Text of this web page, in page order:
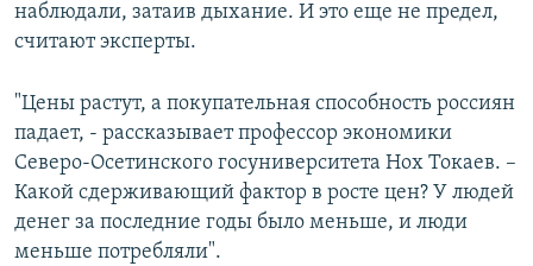
наблюдали, затаив дыхание. И это еще не предел,
считают эксперты.
"Цены растут, а покупательная способность россиян
падает, - рассказывает профессор экономики
Северо-Осетинского госуниверситета Нох Токаев. –
Какой сдерживающий фактор в росте цен? У людей
денег за последние годы было меньше, и люди
меньше потребляли".